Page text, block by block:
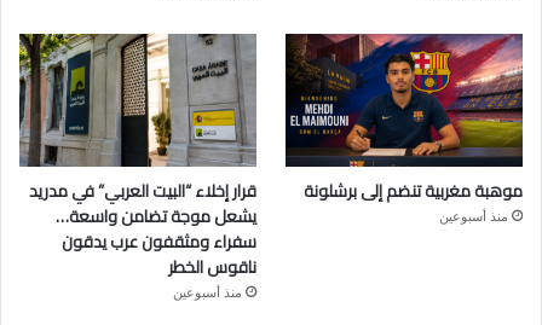
موهبة مغربية تنضم إلى برشلونة
منذ أسبوعين
قرار إخلاء “البيت العربي” في مدريد
يشعل موجة تضامن واسعة…
سفراء ومثقفون عرب يدقون
ناقوس الخطر
منذ أسبوعين